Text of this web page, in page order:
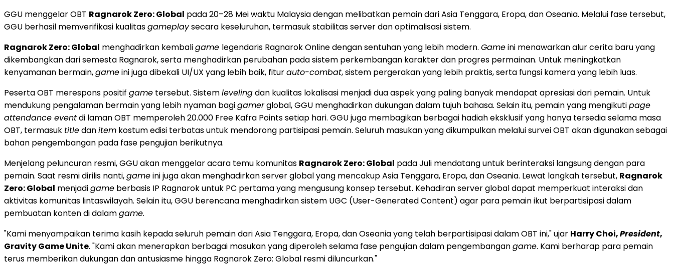
GGU menggelar OBT Ragnarok Zero: Global pada 20–28 Mei waktu Malaysia dengan melibatkan pemain dari Asia Tenggara, Eropa, dan Oseania. Melalui fase tersebut,
GGU berhasil memverifikasi kualitasgameplaysecara keseluruhan, termasuk stabilitas server dan optimalisasi sistem.
Ragnarok Zero: Global menghadirkan kembaligame legendaris Ragnarok Online dengan sentuhan yang lebih modern. Gameini menawarkan alur cerita baru yang
dikembangkan dari semesta Ragnarok, serta menghadirkan perubahan pada sistem perkembangan karakter dan progres permainan. Untuk meningkatkan
kenyamanan bermain,gameini juga dibekali UI/UX yang lebih baik, fiturauto-combat, sistem pergerakan yang lebih praktis, serta fungsi kamera yang lebih luas.
Peserta OBT merespons positif game tersebut. Sistemlevelingdan kualitas lokalisasi menjadi dua aspek yang paling banyak mendapat apresiasi dari pemain. Untuk
mendukung pengalaman bermain yang lebih nyaman bagigamerglobal, GGU menghadirkan dukungan dalam tujuh bahasa. Selain itu, pemain yang mengikutipage
attendance eventdi laman OBT memperoleh 20.000 Free Kafra Points setiap hari. GGU juga membagikan berbagai hadiah eksklusif yang hanya tersedia selama masa
OBT, termasuk titledanitem kostum edisi terbatas untuk mendorong partisipasi pemain. Seluruh masukan yang dikumpulkan melalui survei OBT akan digunakan sebagai
bahan pengembangan pada fase pengujian berikutnya.
Menjelang peluncuran resmi, GGU akan menggelar acara temu komunitas Ragnarok Zero: Global pada Juli mendatang untuk berinteraksi langsung dengan para
pemain. Saat resmi dirilis nanti,gameini juga akan menghadirkan server global yang mencakup Asia Tenggara, Eropa, dan Oseania. Lewat langkah tersebut, Ragnarok
Zero: Global menjadigame berbasis IP Ragnarok untuk PC pertama yang mengusung konsep tersebut. Kehadiran server global dapat memperkuat interaksi dan
aktivitas komunitas lintaswilayah. Selain itu, GGU berencana menghadirkan sistem UGC (User-Generated Content) agar para pemain ikut berpartisipasi dalam
pembuatan konten di dalamgame.
"Kami menyampaikan terima kasih kepada seluruh pemain dari Asia Tenggara, Eropa, dan Oseania yang telah berpartisipasi dalam OBT ini," ujar Harry Choi,President,
Gravity Game Unite. "Kami akan menerapkan berbagai masukan yang diperoleh selama fase pengujian dalam pengembangangame. Kami berharap para pemain
terus memberikan dukungan dan antusiasme hingga Ragnarok Zero: Global resmi diluncurkan."